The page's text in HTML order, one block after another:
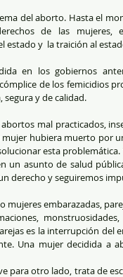
del aborto. Hasta el
de las mujeres,
y  la traición al
en los gobiernos
de los femicidios
y de calidad.
mal practicados,
mujer hubiera muerto por
esta
un asunto de salud
derecho y seguiremos
mujeres embarazadas,
es la interrupción del
Una mujer decidida a